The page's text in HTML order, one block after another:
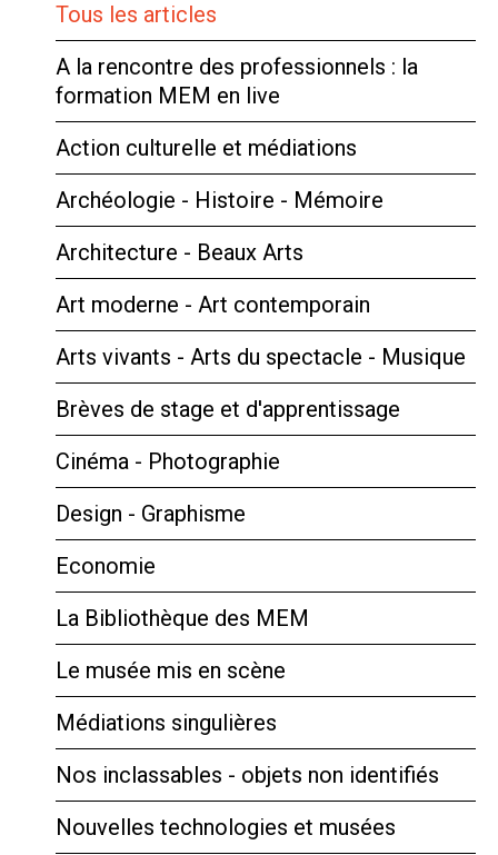
Tous les articles
A la rencontre des professionnels : la
formation MEM en live
Action culturelle et médiations
Archéologie - Histoire - Mémoire
Architecture - Beaux Arts
Art moderne - Art contemporain
Arts vivants - Arts du spectacle - Musique
Brèves de stage et d'apprentissage
Cinéma - Photographie
Design - Graphisme
Economie
La Bibliothèque des MEM
Le musée mis en scène
Médiations singulières
Nos inclassables - objets non identifiés
Nouvelles technologies et musées